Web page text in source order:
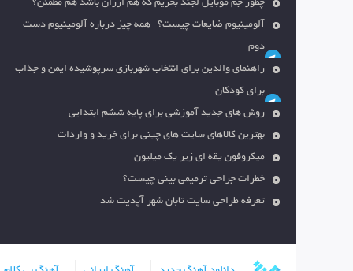
چطور جم موبایل لجند بخریم که هم ارزان باشد هم مطمئن؟
آلومینیوم ضایعات چیست؟ | همه چیز درباره آلومینیوم دست
دوم
راهنمای والدین برای انتخاب شهربازی سرپوشیده ایمن و جذاب
برای کودکان
روش های جدید آموزشی برای پایه ششم ابتدایی
بهترین کالاهای سایت های چینی برای خرید و واردات
میکروفون یقه ای زیر یک میلیون
خطرات جراحی ترمیمی بینی چیست؟
تعرفه طراحی سایت تابان شهر آپدیت شد